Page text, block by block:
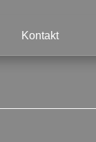
Kontakt